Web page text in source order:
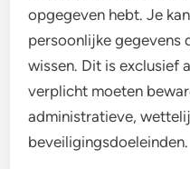
opgegeven hebt. Je
persoonlijke gegevens
wissen. Dit is exclusief
verplicht moeten
administratieve,
beveiligingsdoeleinden.